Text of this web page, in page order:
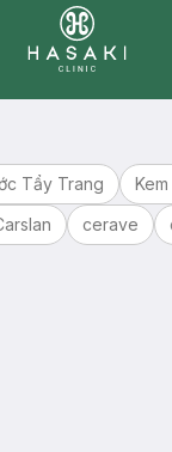
Tẩy Trang
cerave